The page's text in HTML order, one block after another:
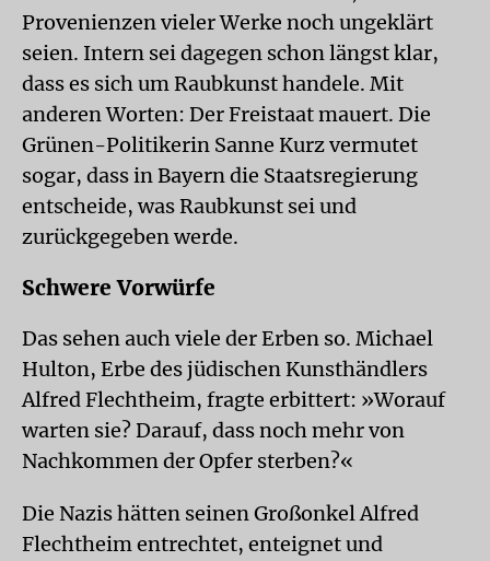
Provenienzen vieler Werke noch ungeklärt
seien. Intern sei dagegen schon längst klar,
dass es sich um Raubkunst handele. Mit
anderen Worten: Der Freistaat mauert. Die
Grünen-Politikerin Sanne Kurz vermutet
sogar, dass in Bayern die Staatsregierung
entscheide, was Raubkunst sei und
zurückgegeben werde.
Schwere Vorwürfe
Das sehen auch viele der Erben so. Michael
Hulton, Erbe des jüdischen Kunsthändlers
Alfred Flechtheim, fragte erbittert: »Worauf
warten sie? Darauf, dass noch mehr von
Nachkommen der Opfer sterben?«
Die Nazis hätten seinen Großonkel Alfred
Flechtheim entrechtet, enteignet und